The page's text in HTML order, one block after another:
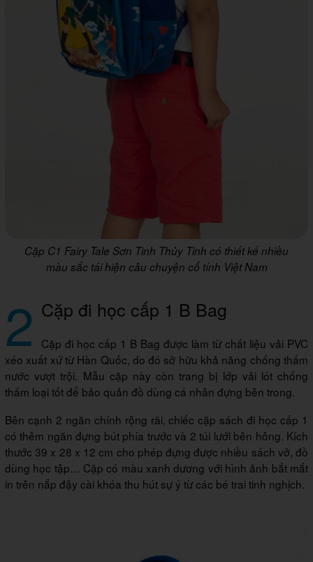
Cặp C1 Fairy Tale Sơn Tinh Thủy Tinh có thiết kế nhiều
màu sắc tái hiện câu chuyện cổ tính Việt Nam
2 Cặp đi học cấp 1 B Bag
Cặp đi học cấp 1 B Bag được làm từ chất liệu vải PVC
xéo xuất xứ từ Hàn Quốc, do đó sở hữu khả năng chống thấm
nước vượt trội. Mẫu cặp này còn trang bị lớp vải lót chống
thấm loại tốt để bảo quản đồ dùng cá nhân đựng bên trong.
Bên cạnh 2 ngăn chính rộng rãi, chiếc cặp sách đi học cấp 1
có thêm ngăn đựng bút phía trước và 2 túi lưới bên hông. Kích
thước 39 x 28 x 12 cm cho phép đựng được nhiều sách vở, đồ
dùng học tập… Cặp có màu xanh dương với hình ảnh bắt mắt
in trên nắp đậy cài khóa thu hút sự ý từ các bé trai tinh nghịch.